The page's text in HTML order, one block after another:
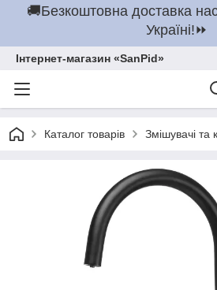
🚚Безкоштовна доставка
Україні!⏩
Інтернет-магазин «SanPid»
Каталог товарів Змішувачі та